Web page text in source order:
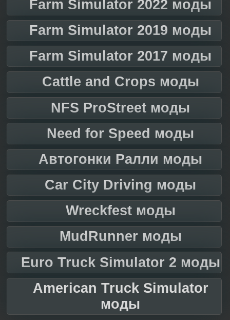
Farm Simulator 2022 моды
Farm Simulator 2019 моды
Farm Simulator 2017 моды
Cattle and Crops моды
NFS ProStreet моды
Need for Speed моды
Автогонки Ралли моды
Car City Driving моды
Wreckfest моды
MudRunner моды
Euro Truck Simulator 2 моды
American Truck Simulator
моды